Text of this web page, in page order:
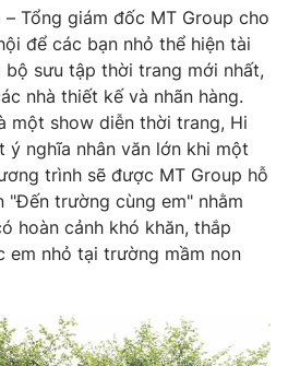
thức nếu không có sự chấp
nguồn VTV.vn khi phát hành lại
– Tổng giám đốc MT Group cho
để các bạn nhỏ thể hiện tài
bộ sưu tập thời trang mới nhất,
nhà thiết kế và nhãn hàng.
một show diễn thời trang, Hi
ý nghĩa nhân văn lớn khi một
trình sẽ được MT Group hỗ
"Đến trường cùng em" nhằm
hoàn cảnh khó khăn, thắp
em nhỏ tại trường mầm non